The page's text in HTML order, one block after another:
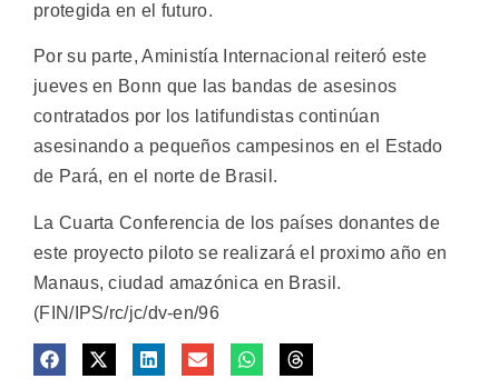
protegida en el futuro.
Por su parte, Aministía Internacional reiteró este
jueves en Bonn que las bandas de asesinos
contratados por los latifundistas continúan
asesinando a pequeños campesinos en el Estado
de Pará, en el norte de Brasil.
La Cuarta Conferencia de los países donantes de
este proyecto piloto se realizará el proximo año en
Manaus, ciudad amazónica en Brasil.
(FIN/IPS/rc/jc/dv-en/96